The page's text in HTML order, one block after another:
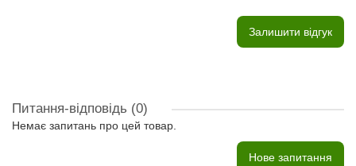
Залишити відгук
Питання-відповідь (0)
Немає запитань про цей товар.
Нове запитання